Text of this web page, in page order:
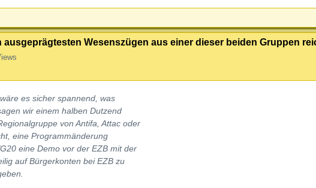
Wesenszügen aus einer dieser beiden Gruppen
es sicher spannend, was
wir einem halben Dutzend
von Antifa, Attac oder
eine Programmänderung
eine Demo vor der EZB mit der
auf Bürgerkonten bei EZB zu